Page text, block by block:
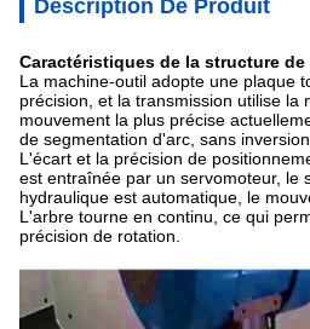
Description De Produit
Caractéristiques de la structure
La machine-outil adopte une plaque
précision, et la transmission utilise la
mouvement la plus précise
de segmentation d'arc, sans inversion.
L'écart et la précision de
est entraînée par un servomoteur, le
hydraulique est automatique, le
L'arbre tourne en continu, ce qui
précision de rotation.